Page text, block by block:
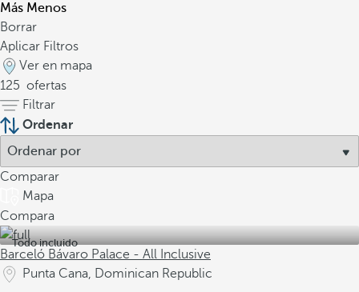
Más Menos
Borrar
Aplicar Filtros
Ver en mapa
125 ofertas
Filtrar
Ordenar
Comparar
Mapa
Compara
Todo incluido
Barceló Bávaro Palace - All Inclusive
Punta Cana, Dominican Republic